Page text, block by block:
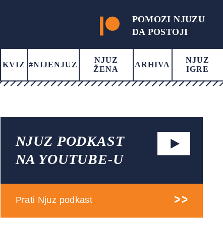
POMOZI NJUZU
DA POSTOJI
KVIZ #NIJENJUZ
NJUZ
ŽENA
ARHIVA
NJUZ
IGRE
NJUZ PODKAST
NA YOUTUBE-U
Prati Njuz podkast